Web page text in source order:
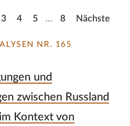
3 4 5 … 8 Nächste
NR. 165
und
zwischen Russland
Kontext von